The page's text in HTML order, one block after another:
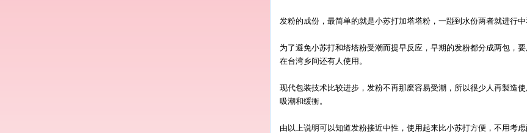
发粉的成份，最简单的就是小苏打加塔塔粉，一踫到水份两者就进行中
为了避免小苏打和塔塔粉受潮而提早反应，早期的发粉都分成两包，
在台湾乡间还有人使用。
现代包装技术比较进步，发粉不再那麽容易受潮，所以很少人再製造
吸潮和缓衝。
由以上说明可以知道发粉接近中性，使用起来比小苏打方便，不用考